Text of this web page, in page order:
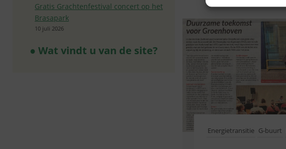
Gratis Grachtenfestival concert op het
Brasapark
10 juli 2026
● Wat vindt u van de site?
Energietransitie G-buurt